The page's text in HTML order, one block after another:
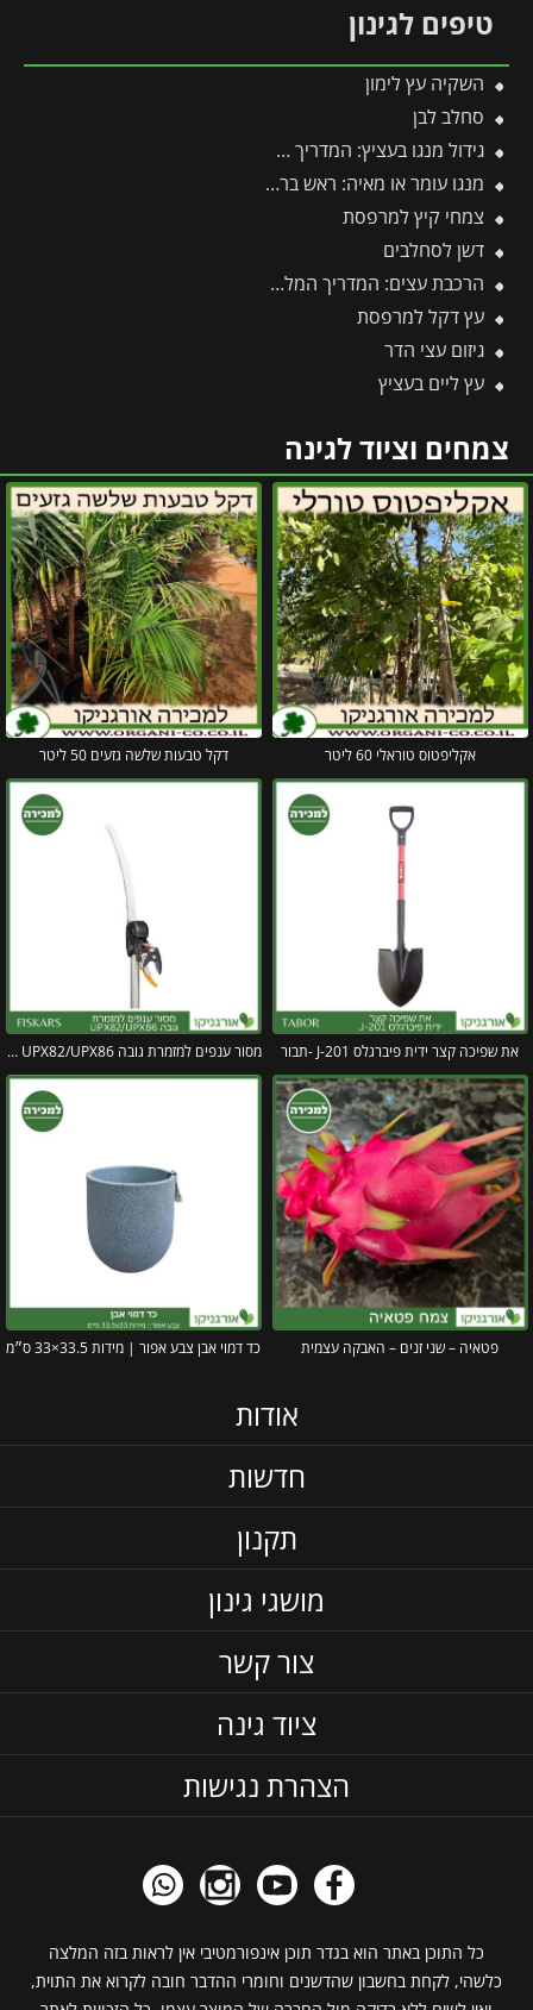
טיפים לגינון
השקיה עץ לימון
סחלב לבן
גידול מנגו בעציץ: המדריך המלא למקסום פרי במרפסת ובגינה
מנגו עומר או מאיה: ראש בראש – מי מהם עדיף לגדל בגינה?
צמחי קיץ למרפסת
דשן לסחלבים
הרכבת עצים: המדריך המלא להרכבת עצי פרי בגינה 🌳
עץ דקל למרפסת
גיזום עצי הדר
עץ ליים בעציץ
צמחים וציוד לגינה
אקליפטוס טוראלי 60 ליטר דקל טבעות שלשה גזעים 50 ליטר
את שפיכה קצר ידית פיברגלס J-201 -תבור מסור ענפים למזמרת גובה UPX82/UPX86 פיסקארס
פטאיה – שני זנים – האבקה עצמית כד דמוי אבן צבע אפור | מידות 33.5×33 ס״מ
אודות
חדשות
תקנון
מושגי גינון
צור קשר
ציוד גינה
הצהרת נגישות
כל התוכן באתר הוא בגדר תוכן אינפורמטיבי אין לראות בזה המלצה
כלשהי, לקחת בחשבון שהדשנים וחומרי ההדבר חובה לקרוא את התוית,